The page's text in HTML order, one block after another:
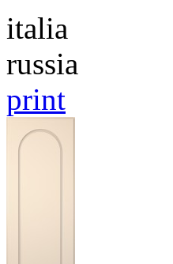
italia
russia
print